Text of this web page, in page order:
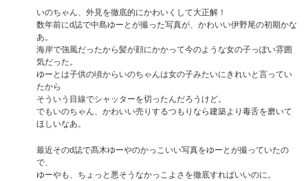
いのちゃん、外見を徹底的にかわいくして大正解！
数年前にd誌で中島ゆーとが撮った写真が、かわいい伊野尾の初期かな
あ。
海岸で強風だったから髪が顔にかかって今のような女の子っぽい雰囲
気だった。
ゆーとは子供の頃からいのちゃんは女の子みたいにきれいと言ってい
たから
そういう目線でシャッターを切ったんだろうけど。
でもいのちゃん、かわいい売りするつもりなら建築より毒舌を磨いて
ほしいなあ。
最近そのd誌で髙木ゆーやのかっこいい写真をゆーとが撮っていたの
で、
ゆーやも、ちょっと悪そうなかっこよさを徹底すればいいのに。